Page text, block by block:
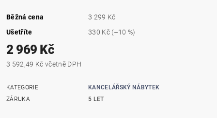
Běžná cena
3 299 Kč
Ušetříte
330 Kč (–10 %)
2 969 Kč
3 592,49 Kč včetně DPH
KATEGORIE
KANCELÁŘSKÝ NÁBYTEK
ZÁRUKA
5 LET